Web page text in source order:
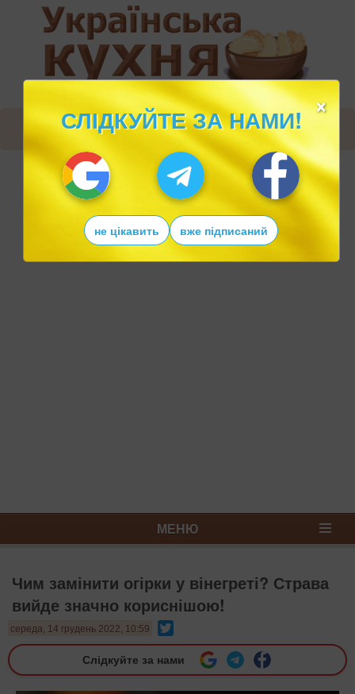
МЕНЮ
Чим замінити огірки у вінегреті? Страва
вийде значно кориснішою!
середа, 14 грудень 2022, 10:59
Слідкуйте за нами
×
СЛІДКУЙТЕ ЗА НАМИ!
не цікавить вже підписаний